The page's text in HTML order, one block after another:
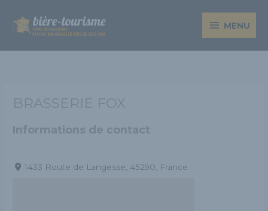
contenu
MENU
MENU
BRASSERIE FOX
Informations de contact
1433 Route de Langesse, 45290, France